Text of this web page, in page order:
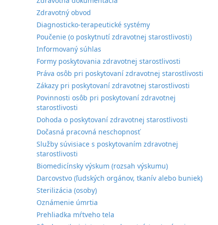
Zdravotný obvod
Diagnosticko-terapeutické systémy
Poučenie (o poskytnutí zdravotnej starostlivosti)
Informovaný súhlas
Formy poskytovania zdravotnej starostlivosti
Práva osôb pri poskytovaní zdravotnej starostlivosti
Zákazy pri poskytovaní zdravotnej starostlivosti
Povinnosti osôb pri poskytovaní zdravotnej
starostlivosti
Dohoda o poskytovaní zdravotnej starostlivosti
Dočasná pracovná neschopnosť
Služby súvisiace s poskytovaním zdravotnej
starostlivosti
Biomedicínsky výskum (rozsah výskumu)
Darcovstvo (ľudských orgánov, tkanív alebo buniek)
Sterilizácia (osoby)
Oznámenie úmrtia
Prehliadka mŕtveho tela